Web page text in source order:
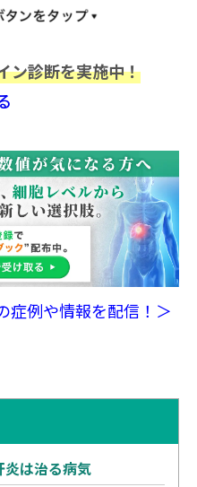
ン診断を実施中！
症例や情報を配信！＞
炎は治る病気